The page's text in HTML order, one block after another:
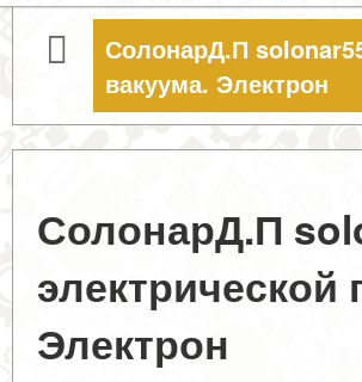
СолонарД.П
вакуума. Электрон
СолонарД.П
электрической
Электрон